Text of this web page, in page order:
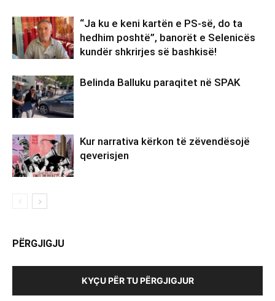
“Ja ku e keni kartën e PS-së, do ta
hedhim poshtë”, banorët e Selenicës
kundër shkrirjes së bashkisë!
Belinda Balluku paraqitet në SPAK
Kur narrativa kërkon të zëvendësojë
qeverisjen
PËRGJIGJU
KYÇU PËR TU PËRGJIGJUR